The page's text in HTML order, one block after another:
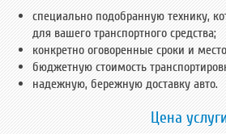
специально подобранную технику,
для вашего транспортного средства;
конкретно оговоренные сроки и
бюджетную стоимость
надежную, бережную доставку авто.
Цена